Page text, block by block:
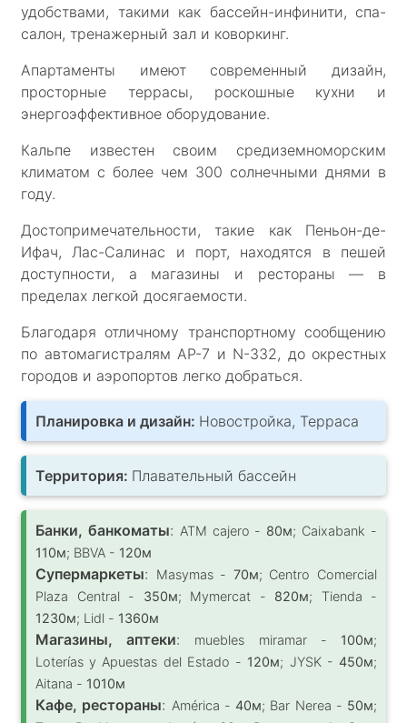
удобствами, такими как бассейн-инфинити, спа-
салон, тренажерный зал и коворкинг.
Апартаменты имеют современный дизайн,
просторные террасы, роскошные кухни и
энергоэффективное оборудование.
Кальпе известен своим средиземноморским
климатом с более чем 300 солнечными днями в
году.
Достопримечательности, такие как Пеньон-де-
Ифач, Лас-Салинас и порт, находятся в пешей
доступности, а магазины и рестораны — в
пределах легкой досягаемости.
Благодаря отличному транспортному сообщению
по автомагистралям AP-7 и N-332, до окрестных
городов и аэропортов легко добраться.
Планировка и дизайн: Новостройка, Терраса
Территория: Плавательный бассейн
Банки, банкоматы: ATM cajero - 80м; Caixabank -
110м; BBVA - 120м
Супермаркеты: Masymas - 70м; Centro Comercial
Plaza Central - 350м; Mymercat - 820м; Tienda -
1230м; Lidl - 1360м
Магазины, аптеки: muebles miramar - 100м;
Loterías y Apuestas del Estado - 120м; JYSK -450м;
Aitana - 1010м
Кафе, рестораны: América - 40м; Bar Nerea - 50м;